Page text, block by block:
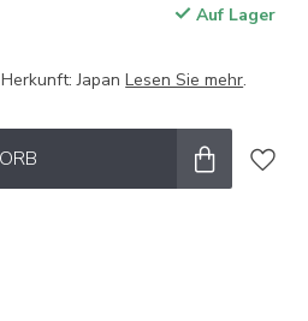
Auf Lager
JapanLesen Sie mehr.